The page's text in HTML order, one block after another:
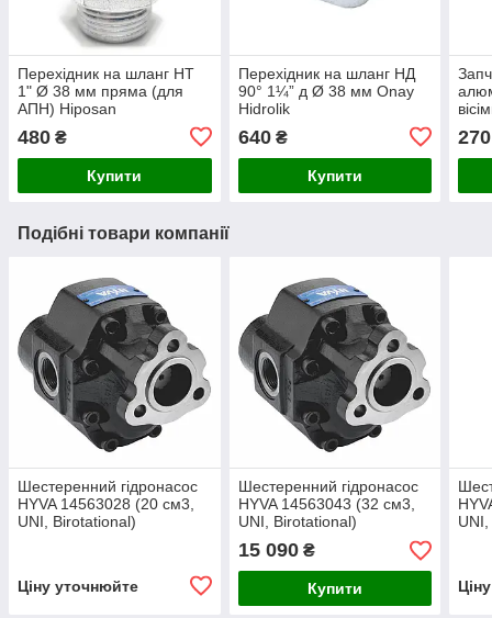
Перехідник на шланг НТ
1" Ø 38 мм пряма (для
АПН) Hiposan
480 ₴
Купити
Перехідник на шланг НД
90° 1¼” д Ø 38 мм Onay
Hidrolik
640₴
Купити
270
Подібні товари компанії
Шестеренний гідронасос
HYVA 14563028 (20 см3,
UNI, Birotational)
Ціну уточнюйте
Шестеренний гідронасос
HYVA 14563043 (32 см3,
UNI, Birotational)
15 090₴
Купити